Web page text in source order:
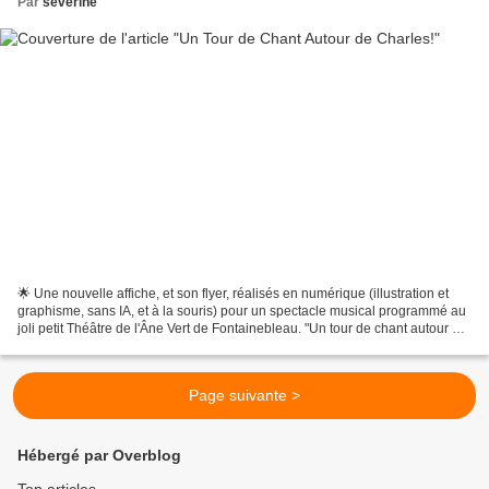
🌟 Une nouvelle affiche, et son flyer, réalisés en numérique (illustration et
graphisme, sans IA, et à la souris) pour un spectacle musical programmé au
joli petit Théâtre de l'Âne Vert de Fontainebleau. "Un tour de chant autour de
Page suivante >
Hébergé par Overblog